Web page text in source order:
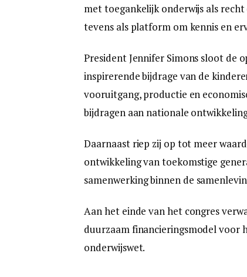
met toegankelijk onderwijs als
tevens als platform om kennis en
President Jennifer Simons sloot de
inspirerende bijdrage van de
vooruitgang, productie en
bijdragen aan nationale
Daarnaast riep zij op tot meer
ontwikkeling van toekomstige
samenwerking binnen de
Aan het einde van het congres
duurzaam financieringsmodel voor
onderwijswet.